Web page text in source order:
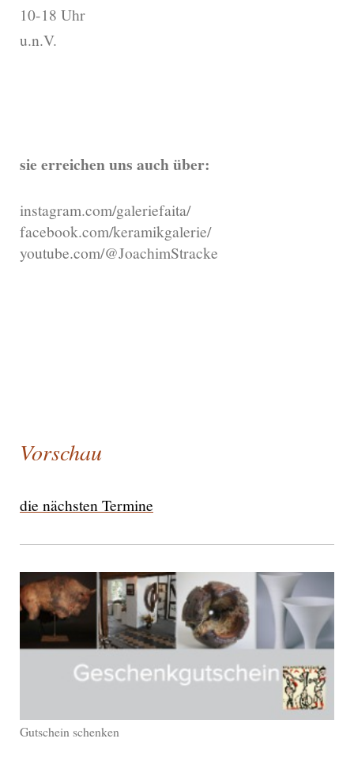
10-18 Uhr
u.n.V.
sie erreichen uns auch über:
instagram.com/galeriefaita/
facebook.com/keramikgalerie/
youtube.com/@JoachimStracke
Vorschau
die nächsten Termine
Gutschein schenken